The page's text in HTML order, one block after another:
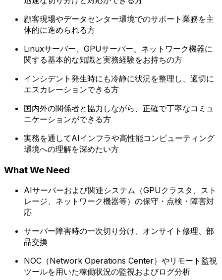
顧客現場やデータセンター環境でのサポート業務を主
体的に進められる方
Linuxサーバー、GPUサーバー、ネットワーク機器に
関する基本的な知識と実務経験をお持ちの方
インシデント発生時にも冷静に状況を整理し、適切に
エスカレーションできる方
国内外の関係者と協力しながら、正確で丁寧なコミュ
ニケーションができる方
実務を通してAIインフラや高性能コンピューティング
環境への理解を深めたい方
What We Need
AIサーバーおよび関連システム（GPUクラスタ、スト
レージ、ネットワーク機器等）の保守・点検・障害対
応
サーバー障害時の一次切り分け、オンサイト修理、部
品交換
NOC（Network Operations Center）やリモート監視
ツールを用いた稼働状況の監視およびログ分析